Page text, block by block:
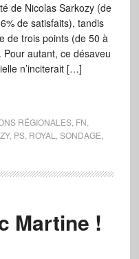
de Nicolas Sarkozy (de
de satisfaits), tandis
de trois points (de 50 à
autant, ce désaveu
n’inciterait […]
RÉGIONALES, FN
, PS, ROYAL SONDAGE
Martine !